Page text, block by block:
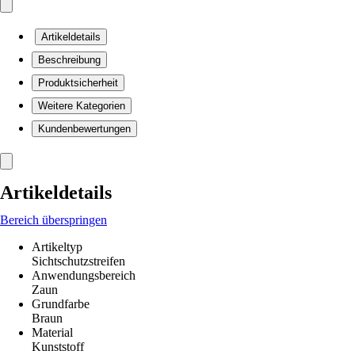
Artikeldetails
Beschreibung
Produktsicherheit
Weitere Kategorien
Kundenbewertungen
Artikeldetails
Bereich überspringen
Artikeltyp
Sichtschutzstreifen
Anwendungsbereich
Zaun
Grundfarbe
Braun
Material
Kunststoff